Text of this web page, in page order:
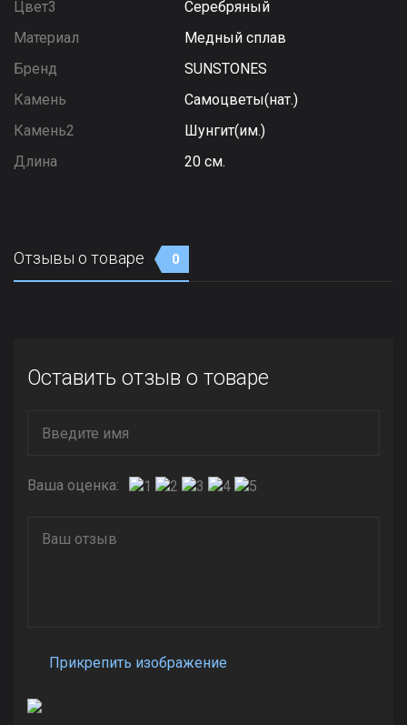
Цвет3
Серебряный
Материал
Медный сплав
Бренд
SUNSTONES
Камень
Самоцветы(нат.)
Камень2
Шунгит(им.)
Длина
20 см.
Отзывы о товаре 0
Оставить отзыв о товаре
Ваша оценка:
Прикрепить изображение